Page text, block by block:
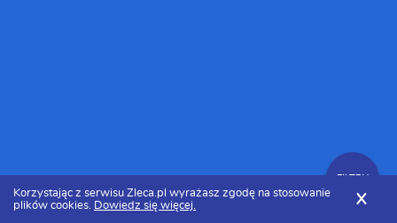
FILTRY
Korzystając z serwisu Zleca.pl wyrażasz zgodę na stosowanie
plików cookies. Dowiedz się więcej. X